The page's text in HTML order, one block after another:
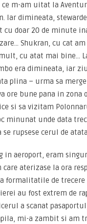
ce m-am uitat la
Iar dimineata,
cu doar 20 de minute
Shukran, cu cat
cu atat mai bine…
era dimineata, iar
plina – urma sa
ore bune pana in zona
si sa vizitam
minunat unde data
se rupsese cerul de
in aeroport, eram
care aterizase la ora
formalitatile de trecere
au fost extrem de
a scanat
mi-a zambit si am